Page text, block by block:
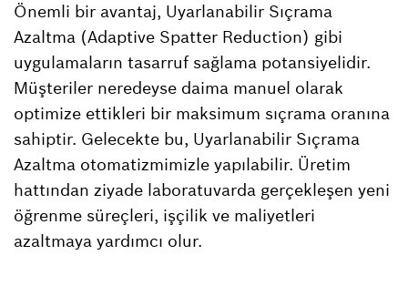
Önemli bir avantaj, Uyarlanabilir Sıçrama
Azaltma (Adaptive Spatter Reduction) gibi
uygulamaların tasarruf sağlama potansiyelidir.
Müşteriler neredeyse daima manuel olarak
optimize ettikleri bir maksimum sıçrama oranına
sahiptir. Gelecekte bu, Uyarlanabilir Sıçrama
Azaltma otomatizmimizle yapılabilir. Üretim
hattından ziyade laboratuvarda gerçekleşen yeni
öğrenme süreçleri, işçilik ve maliyetleri
azaltmaya yardımcı olur.